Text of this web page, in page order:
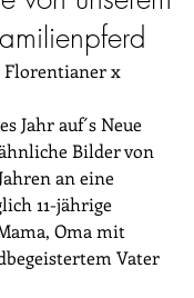
Florentianer x
Jahr auf´s Neue
Bilder von
an eine
11-jährige
Oma mit
Vater